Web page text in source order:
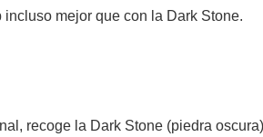
mejor que con la Dark Stone.
recoge la Dark Stone (piedra